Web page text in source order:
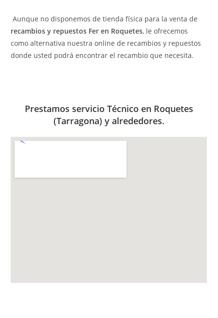
Aunque no disponemos de tienda física para la venta de
recambios y repuestos Fer en Roquetes, le ofrecemos
como alternativa nuestra online de recambios y repuestos
donde usted podrá encontrar el recambio que necesita.
Prestamos servicio Técnico en Roquetes
(Tarragona) y alrededores.